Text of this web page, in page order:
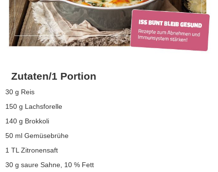
Zutaten/1 Portion
30 g Reis
150 g Lachsforelle
140 g Brokkoli
50 ml Gemüsebrühe
1 TL Zitronensaft
30 g saure Sahne, 10 % Fett